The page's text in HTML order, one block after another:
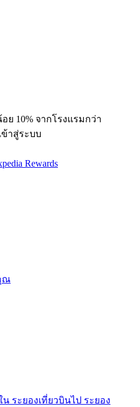
10% จากโรงแรมกว่า
ข้าสู่ระบบ
Rewards
ณ
น ระยองเที่ยวบินไป ระยอง